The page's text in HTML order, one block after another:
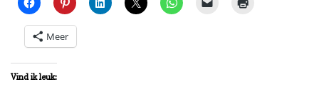
Meer
Vind ik leuk: